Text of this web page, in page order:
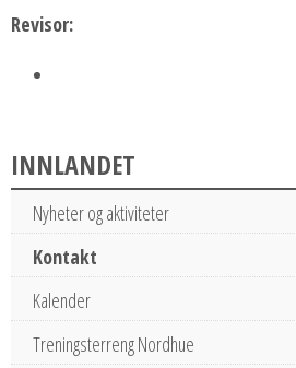
Revisor:
INNLANDET
Nyheter og aktiviteter
Kontakt
Kalender
Treningsterreng Nordhue